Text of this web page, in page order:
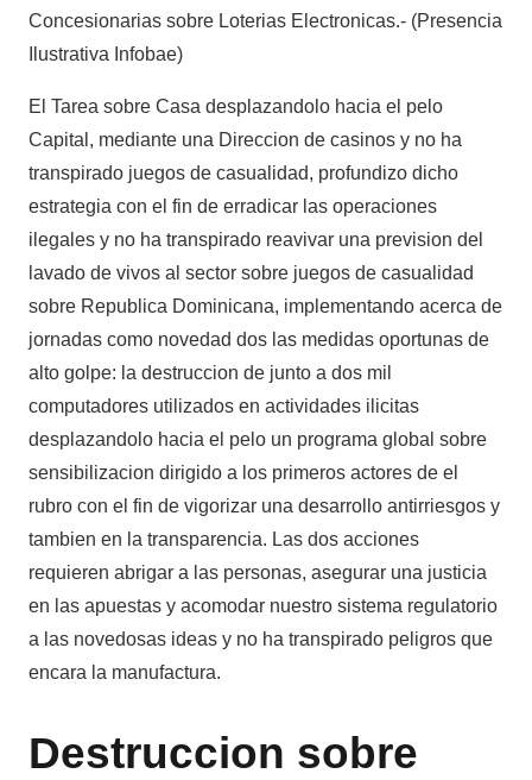
Concesionarias sobre Loterias Electronicas.- (Presencia
Ilustrativa Infobae)
El Tarea sobre Casa desplazandolo hacia el pelo
Capital, mediante una Direccion de casinos y no ha
transpirado juegos de casualidad, profundizo dicho
estrategia con el fin de erradicar las operaciones
ilegales y no ha transpirado reavivar una prevision del
lavado de vivos al sector sobre juegos de casualidad
sobre Republica Dominicana, implementando acerca de
jornadas como novedad dos las medidas oportunas de
alto golpe: la destruccion de junto a dos mil
computadores utilizados en actividades ilicitas
desplazandolo hacia el pelo un programa global sobre
sensibilizacion dirigido a los primeros actores de el
rubro con el fin de vigorizar una desarrollo antirriesgos y
tambien en la transparencia. Las dos acciones
requieren abrigar a las personas, asegurar una justicia
en las apuestas y acomodar nuestro sistema regulatorio
a las novedosas ideas y no ha transpirado peligros que
encara la manufactura.
Destruccion sobre